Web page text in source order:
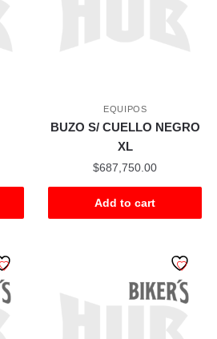
EQUIPOS
BUZO S/ CUELLO NEGRO
XL
$687,750.00
Add to cart